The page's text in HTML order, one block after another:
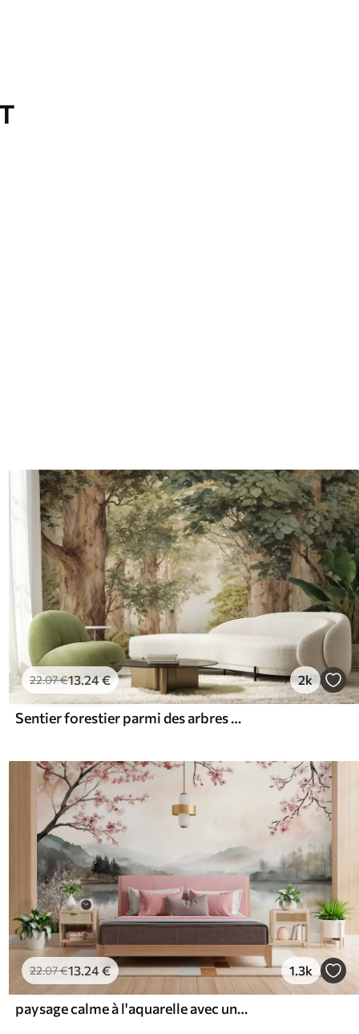
22.07€13.24€ 2k
Sentier forestier parmi des arbres majestueux, style aquarelle
22.07€13.24€ 1.3k
paysage calme à l'aquarelle avec un lac et un arbre en fleurs